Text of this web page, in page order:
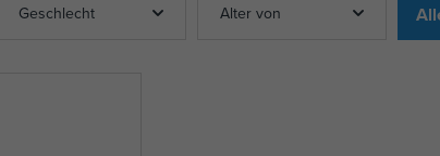
Geschlecht Alter von